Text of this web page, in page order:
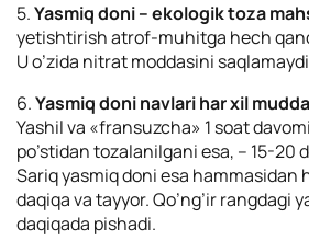
5.Yasmiq doni – ekologik toza
yetishtirish atrof-muhitga hech
U o’zida nitrat moddasini
6.Yasmiq doni navlari har xil
Yashil va «fransuzcha» 1 soat
po’stidan tozalanilgani esa, – 15-20
Sariq yasmiq doni esa hammasidan
daqiqa va tayyor. Qo’ng’ir rangdagi
daqiqada pishadi.